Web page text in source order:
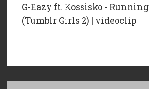
G-Eazy ft. Kossisko -
(Tumblr Girls 2) | videoclip